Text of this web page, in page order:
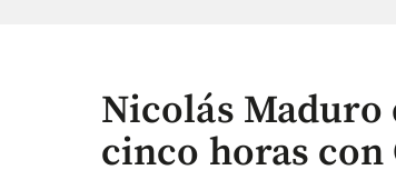
Nicolás Maduro
cinco horas